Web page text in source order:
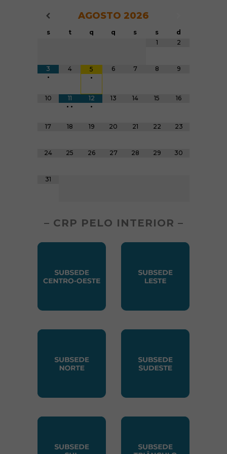
Navegação do Calendário
AGOSTO 2026
s t q q s s
d
1
2
3
•
4
5
•
6 7 8 9
10
11
• •
12
•
13 14 15 16
17 18 19 20 21 22 23
24 25 26 27 28 29 30
31
– CRP PELO INTERIOR –